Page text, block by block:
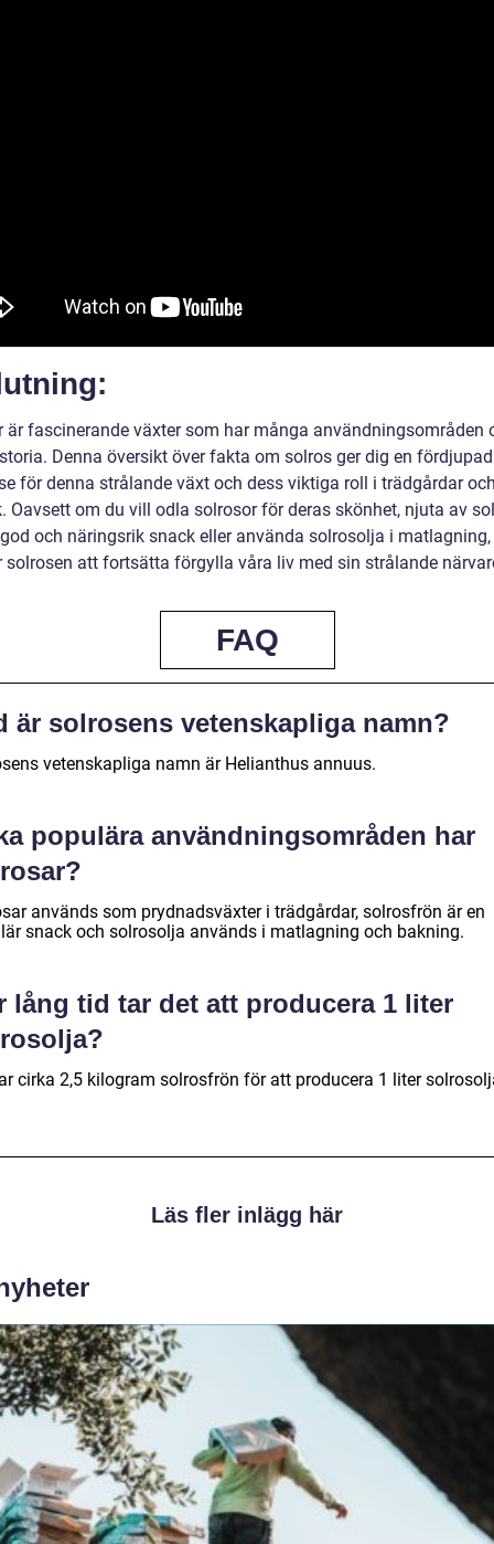
är fascinerande växter som har många användningsområden
Denna översikt över fakta om solros ger dig en fördjupad
för denna strålande växt och dess viktiga roll i trädgårdar
Oavsett om du vill odla solrosor för deras skönhet, njuta av
och näringsrik snack eller använda solrosolja i matlagning,
solrosen att fortsätta förgylla våra liv med sin strålande
FAQ
är solrosens vetenskapliga namn?
vetenskapliga namn är Helianthus annuus.
populära användningsområden har
används som prydnadsväxter i trädgårdar, solrosfrön är en
snack och solrosolja används i matlagning och bakning.
lång tid tar det att producera 1 liter
cirka 2,5 kilogram solrosfrön för att producera 1 liter
Läs fler inlägg här